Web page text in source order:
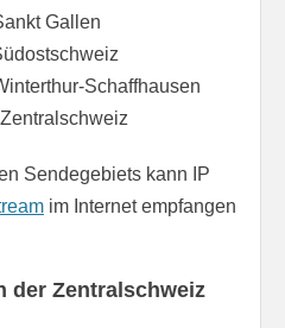
Gallen
Schaffhausen
Sendegebiets kann IP
im Internet empfangen
der Zentralschweiz